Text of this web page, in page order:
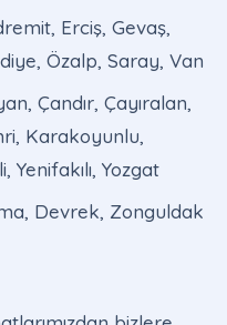
Erciş, Gevaş,
Özalp, Saray, Van
Çandır, Çayıralan,
Karakoyunlu,
Yozgat
Devrek, Zonguldak